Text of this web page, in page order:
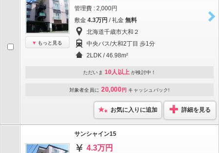
もっと見る
管理費 : 2,000円
敷金 4.3万円 / 礼金 無料
北海道千歳市大和２
中央バス/大和2丁目 歩1分
2LDK / 46.98m²
ただいま 10人以上 が検討中！
対象者全員に 20,000 円 キャッシュバック!
お気に入りに追加 詳細を見る
サンシャイン15
4.3万円